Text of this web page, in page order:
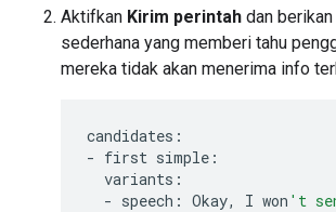
Aktifkan Kirim perintah dan
sederhana yang memberi tahu
mereka tidak akan menerima info
candidates :
- first simple :
variants :
- speech : Okay, I won 't